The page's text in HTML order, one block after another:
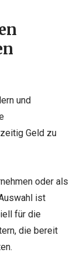
und
Geld zu
oder als
ist
für die
die bereit